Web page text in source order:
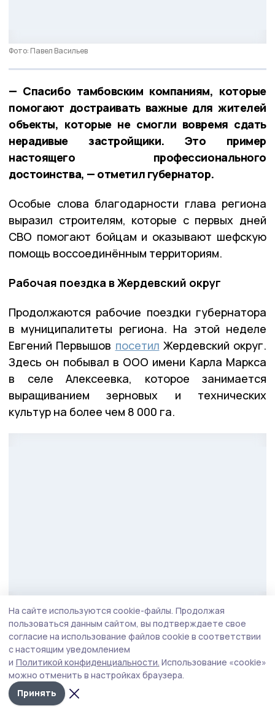
Фото: Павел Васильев
— Спасибо тамбовским компаниям, которые
помогают достраивать важные для жителей
объекты, которые не смогли вовремя сдать
нерадивые застройщики. Это пример
настоящего профессионального
достоинства, — отметил губернатор.
Особые слова благодарности глава региона
выразил строителям, которые с первых дней
СВО помогают бойцам и оказывают шефскую
помощь воссоединённым территориям.
Рабочая поездка в Жердевский округ
Продолжаются рабочие поездки губернатора
в муниципалитеты региона. На этой неделе
Евгений Первышов посетил Жердевский округ.
Здесь он побывал в ООО имени Карла Маркса
в селе Алексеевка, которое занимается
выращиванием зерновых и технических
культур на более чем 8 000 га.
Фото: Алексей Бучнев
Также губернатор посетил плодопитомник
«Жердевский», где выращивают вишню,
яблоки, зерновые и подсолнечник. Продукция
реализуется со знаком «Тамбовская марка».
На сайте используются cookie-файлы. Продолжая
пользоваться данным сайтом, вы подтверждаете свое
согласие на использование файлов cookie в соответствии
с настоящим уведомлением
и Политикой конфиденциальности. Использование «cookie»
можно отменить в настройках браузера.
Принять